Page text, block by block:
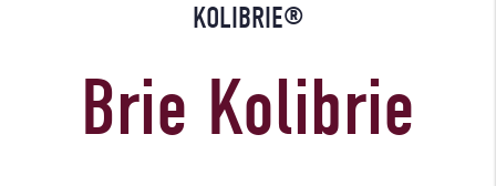
KOLIBRIE®
Brie Kolibrie